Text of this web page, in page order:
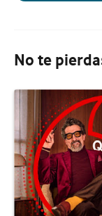
No te